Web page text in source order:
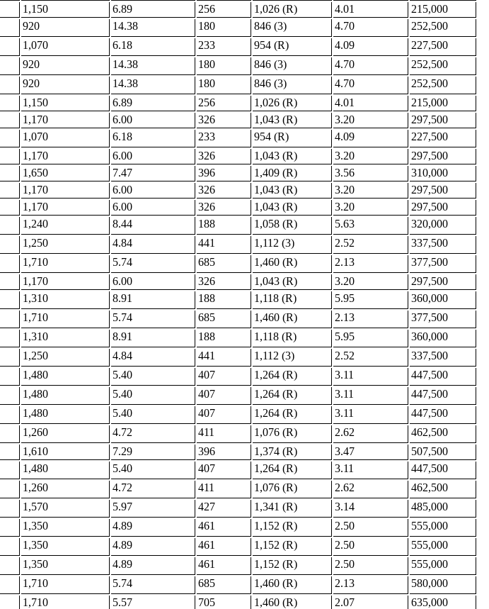
1,150 6.89 256 1,026 (R) 4.01
215,000
920 14.38 180 846 (3) 4.70
252,500
1,070 6.18 233 954 (R) 4.09
227,500
920 14.38 180 846 (3) 4.70
252,500
920 14.38 180 846 (3) 4.70
252,500
1,150 6.89 256 1,026 (R) 4.01
215,000
1,170 6.00 326 1,043 (R) 3.20
297,500
1,070 6.18 233 954 (R) 4.09
227,500
1,170 6.00 326 1,043 (R) 3.20
297,500
1,650 7.47 396 1,409 (R) 3.56
310,000
1,170 6.00 326 1,043 (R) 3.20
297,500
1,170 6.00 326 1,043 (R) 3.20
297,500
1,240 8.44 188 1,058 (R) 5.63
320,000
1,250 4.84 441 1,112 (3) 2.52
337,500
1,710 5.74 685 1,460 (R) 2.13
377,500
1,170 6.00 326 1,043 (R) 3.20
297,500
1,310 8.91 188 1,118 (R) 5.95
360,000
1,710 5.74 685 1,460 (R) 2.13
377,500
1,310 8.91 188 1,118 (R) 5.95
360,000
1,250 4.84 441 1,112 (3) 2.52
337,500
1,480 5.40 407 1,264 (R) 3.11
447,500
1,480 5.40 407 1,264 (R) 3.11
447,500
1,480 5.40 407 1,264 (R) 3.11
447,500
1,260 4.72 411 1,076 (R) 2.62
462,500
1,610 7.29 396 1,374 (R) 3.47
507,500
1,480 5.40 407 1,264 (R) 3.11
447,500
1,260 4.72 411 1,076 (R) 2.62
462,500
1,570 5.97 427 1,341 (R) 3.14
485,000
1,350 4.89 461 1,152 (R) 2.50
555,000
1,350 4.89 461 1,152 (R) 2.50
555,000
1,350 4.89 461 1,152 (R) 2.50
555,000
1,710 5.74 685 1,460 (R) 2.13
580,000
1,710 5.57 705 1,460 (R) 2.07
635,000